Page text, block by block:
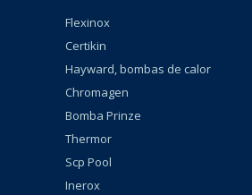
Flexinox
Certikin
Hayward, bombas de calor
Chromagen
Bomba Prinze
Thermor
Scp Pool
Inerox